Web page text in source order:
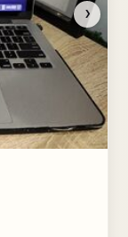
›